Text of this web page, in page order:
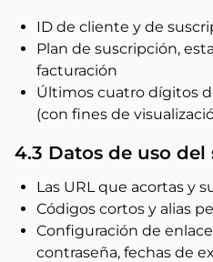
ID de cliente y de
Plan de suscripción,
facturación
Últimos cuatro dígitos
(con fines de
4.3 Datos de uso del
Las URL que acortas y
Códigos cortos y alias
Configuración de
contraseña, fechas de